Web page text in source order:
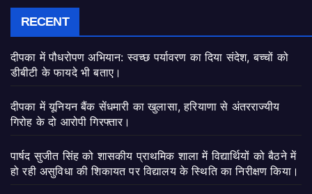
RECENT
दीपका में पौधरोपण अभियान: स्वच्छ पर्यावरण का दिया संदेश, बच्चों को
डीबीटी के फायदे भी बताए।
दीपका में यूनियन बैंक सेंधमारी का खुलासा, हरियाणा से अंतरराज्यीय
गिरोह के दो आरोपी गिरफ्तार।
पार्षद सुजीत सिंह को शासकीय प्राथमिक शाला में विद्यार्थियों को बैठने में
हो रही असुविधा की शिकायत पर विद्यालय के स्थिति का निरीक्षण किया।